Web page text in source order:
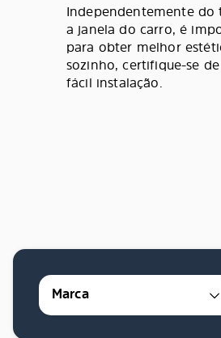
Independentemente do
a janela do carro, é
para obter melhor
sozinho, certifique-se
fácil instalação.